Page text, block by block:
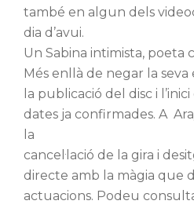
també en algun dels
dia d’avui.
Un Sabina intimista, poeta
Més enllà de negar la seva
la publicació del disc i l’inici
dates ja confirmades. A
la
cancel·lació de la gira i
directe amb la màgia que
actuacions. Podeu